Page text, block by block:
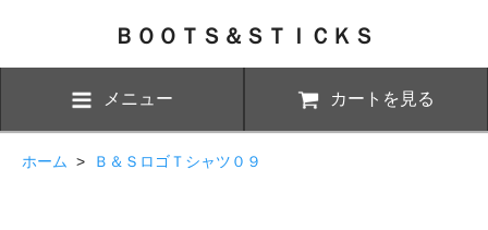
ＢＯＯＴＳ＆ＳＴＩＣＫＳ
メニュー カートを見る
ホーム > Ｂ＆ＳロゴＴシャツ０９